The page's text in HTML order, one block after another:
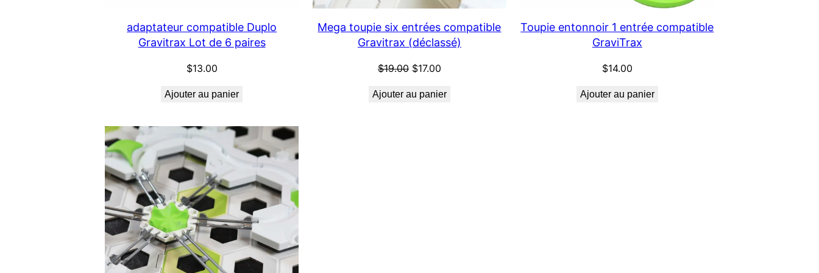
adaptateur compatible Duplo
Gravitrax Lot de 6 paires
$13.00
Ajouter au panier
Mega toupie six entrées compatible
Gravitrax (déclassé)
$19.00 Le
initial
$17.00Le
actuel
Ajouter au panier
Toupie entonnoir 1 entrée compatible
GraviTrax
$14.00
Ajouter au panier